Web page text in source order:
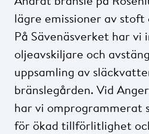
lägre emissioner av stoft
På Sävenäsverket har vi
oljeavskiljare och
uppsamling av
bränslegården. Vid
har vi omprogrammerat
för ökad tillförlitlighet